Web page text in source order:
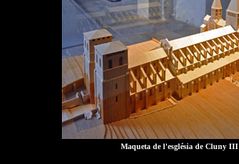
Maqueta de l'església de Cluny III